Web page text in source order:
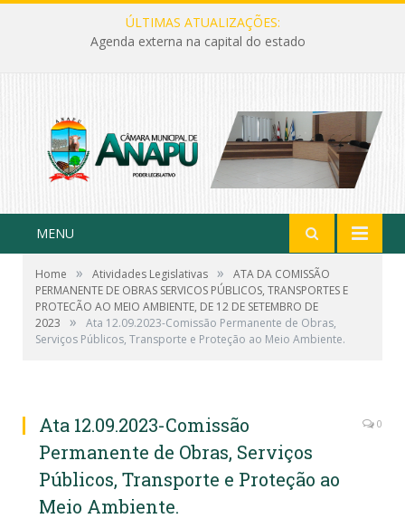
ÚLTIMAS ATUALIZAÇÕES:
Agenda externa na capital do estado
MENU
Home » Atividades Legislativas »
ATA DA COMISSÃO
PERMANENTE DE OBRAS SERVICOS PÚBLICOS, TRANSPORTES E
PROTECÃO AO MEIO AMBIENTE, DE 12 DE SETEMBRO DE
2023
»
Ata 12.09.2023-Comissão Permanente de Obras,
Serviços Públicos, Transporte e Proteção ao Meio Ambiente.
Ata 12.09.2023-Comissão
Permanente de Obras, Serviços
Públicos, Transporte e Proteção ao
Meio Ambiente.
0